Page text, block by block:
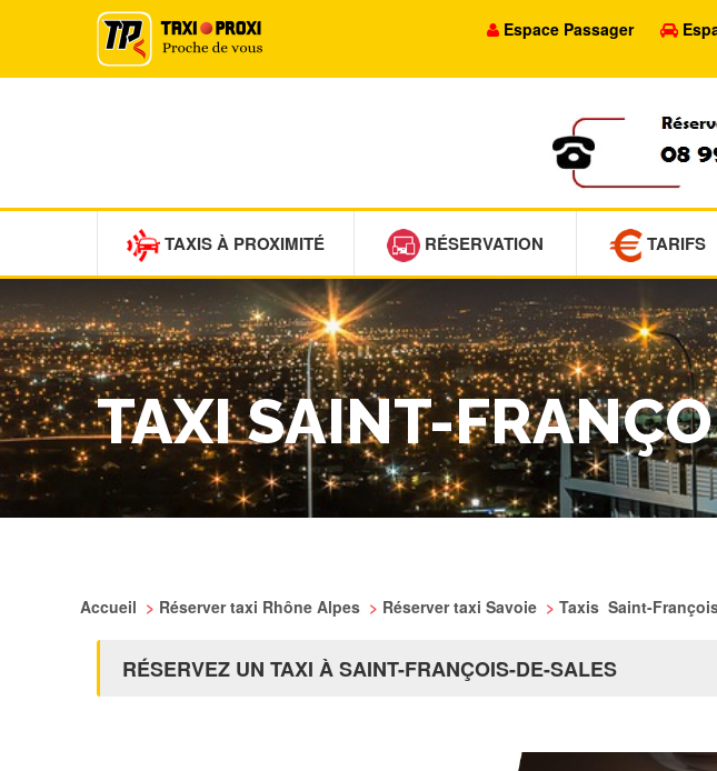
Espace Passager
TAXIS À PROXIMITÉ RÉSERVATION TARIFS
TAXI SAINT-
Accueil > Réserver taxi Rhône Alpes > Réserver taxi Savoie > Taxis Saint-
RÉSERVEZ UN TAXI À SAINT-FRANÇOIS-DE-SALES